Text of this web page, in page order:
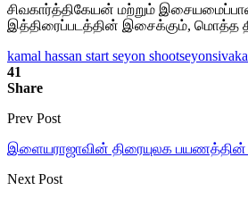
சிவகார்த்திகேயன் மற்றும்
இத்திரைப்படத்தின் இசைக்கும், மொத்த
kamal hassan start seyon shootseyon
41
Share
Prev Post
இளையராஜாவின் திரையுலக
Next Post